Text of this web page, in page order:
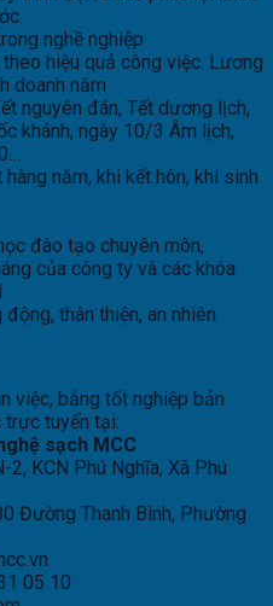
nghề nghiệp
hiệu quả công việc. Lương
doanh năm
nguyên đán, Tết dương lịch,
khánh, ngày 10/3 Âm lịch,
năm, khi kết hôn, khi sinh
đào tạo chuyên môn,
của công ty và các khóa
thân thiện, an nhiên
việc, bằng tốt nghiệp bản
tuyến tại:
sạch MCC
2, KCN Phú Nghĩa, Xã Phú
Đường Thanh Bình, Phường
05 10